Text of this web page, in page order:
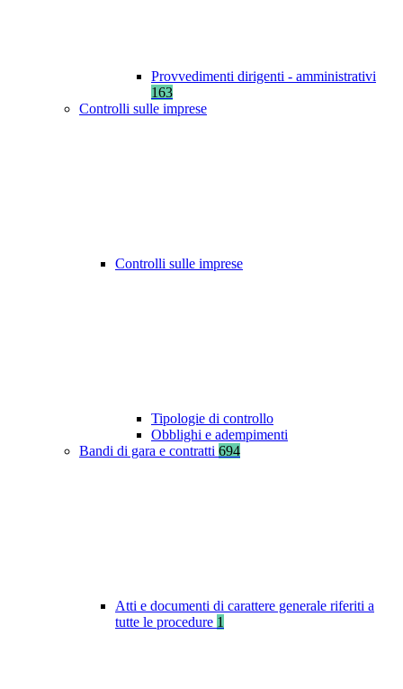
Provvedimenti dirigenti - amministrativi
163
Controlli sulle imprese
Controlli sulle imprese
Tipologie di controllo
Obblighi e adempimenti
Bandi di gara e contratti 694
Atti e documenti di carattere generale riferiti a
tutte le procedure 1